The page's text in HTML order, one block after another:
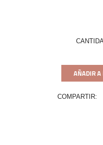
AÑADIR A
COMPARTIR: